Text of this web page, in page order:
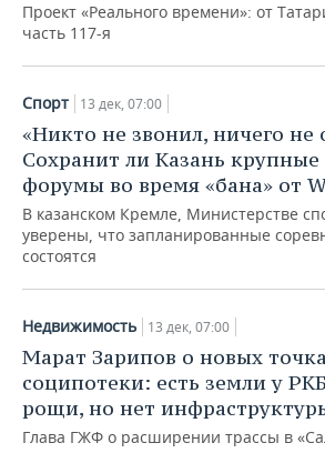
Проект «Реального времени»: от
часть 117-я
Спорт 13 дек, 07:00
«Никто не звонил, ничего не
Сохранит ли Казань
форумы во время «бана» от
В казанском Кремле, Министерстве
уверены, что запланированные
состоятся
Недвижимость 13 дек, 07:00
Марат Зарипов о новых
соципотеки: есть земли у
рощи, но нет
Глава ГЖФ о расширении трассы в